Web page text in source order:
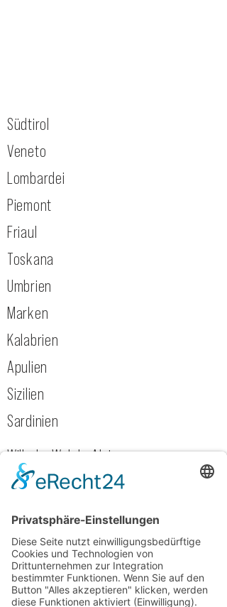
Südtirol
Veneto
Lombardei
Piemont
Friaul
Toskana
Umbrien
Marken
Kalabrien
Apulien
Sizilien
Sardinien
Wilhelm Walch, Alois
Warasin, Kellerei St. Magdalena
Allegrini, Cavalchina, Maculan
Tenuta Roveglia, La Prendina
Pelassa, Terre da Vino, Bussia
Soprana